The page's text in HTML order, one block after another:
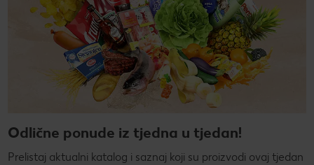
Odlične ponude iz tjedna u tjedan!
Prelistaj aktualni katalog i saznaj koji su proizvodi ovaj tjedan